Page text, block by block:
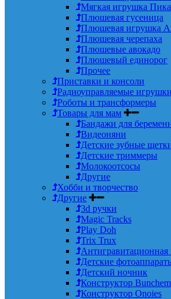
Мягкая игрушка
Плюшевая гусеница
Плюшевая игрушка
Плюшевая черепаха
Плюшевые авокадо
Плюшевый единорог
Прочее
Приставки и консоли
Радиоуправляемые игрушки
Роботы и трансформеры
Товары для мам
Бандажи для
Видеоняни
Детские зубные
Детские триммеры
Молокоотсосы
Другие
Хобби и творчество
Другие
3d ручки
Magic Tracks
Play Doh
Trix Trux
Детские
Детский ночник
Конструктор
Конструктор Onoies